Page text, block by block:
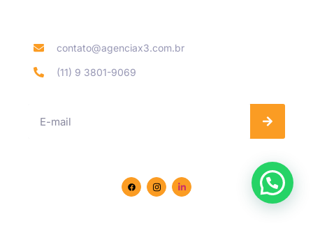
contato@agenciax3.com.br
(11) 9 3801-9069